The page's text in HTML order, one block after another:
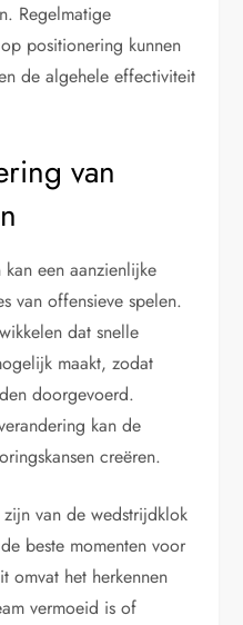
Regelmatige
positionering kunnen
de algehele effectiviteit
van
een aanzienlijke
van offensieve spelen.
dat snelle
maakt, zodat
doorgevoerd.
kan de
creëren.
van de wedstrijdklok
beste momenten voor
omvat het herkennen
vermoeid is of